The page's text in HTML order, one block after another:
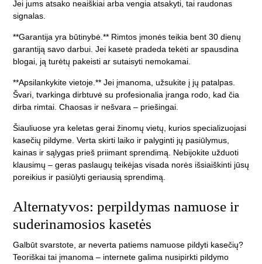
Jei jums atsako neaiškiai arba vengia atsakyti, tai raudonas
signalas.
**Garantija yra būtinybė.** Rimtos įmonės teikia bent 30 dienų
garantiją savo darbui. Jei kasetė pradeda tekėti ar spausdina
blogai, ją turėtų pakeisti ar sutaisyti nemokamai.
**Apsilankykite vietoje.** Jei įmanoma, užsukite į jų patalpas.
Švari, tvarkinga dirbtuvė su profesionalia įranga rodo, kad čia
dirba rimtai. Chaosas ir nešvara – priešingai.
Šiauliuose yra keletas gerai žinomų vietų, kurios specializuojasi
kasečių pildyme. Verta skirti laiko ir palyginti jų pasiūlymus,
kainas ir sąlygas prieš priimant sprendimą. Nebijokite užduoti
klausimų – geras paslaugų teikėjas visada norės išsiaiškinti jūsų
poreikius ir pasiūlyti geriausią sprendimą.
Alternatyvos: perpildymas namuose ir
suderinamosios kasetės
Galbūt svarstote, ar neverta patiems namuose pildyti kasečių?
Teoriškai tai įmanoma – internete galima nusipirkti pildymo